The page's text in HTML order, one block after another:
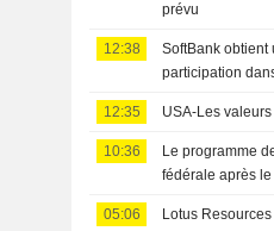
prévu
12:38
SoftBank obtient
participation
12:35 USA-Les
10:36
Le programme
fédérale après
05:06 Lotus